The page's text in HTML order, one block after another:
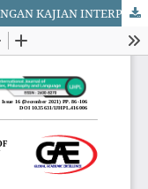
HERMENEUTIKA DAN TAKWIL: BANDINGAN KAJIAN INTERPRETASI AWAL